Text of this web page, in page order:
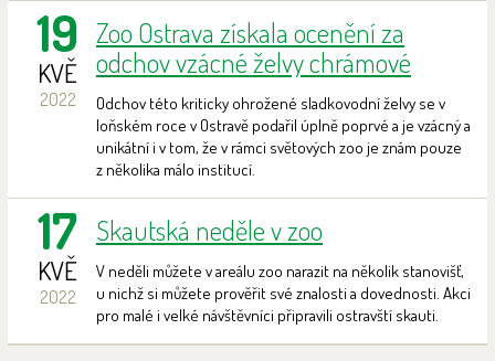
19
KVĚ
2022
Zoo Ostrava získala ocenění za
odchov vzácné želvy chrámové
Odchov této kriticky ohrožené sladkovodní želvy se v
loňském roce v Ostravě podařil úplně poprvé a je vzácný a
unikátní i v tom, že v rámci světových zoo je znám pouze
z několika málo institucí.
17
KVĚ
2022
Skautská neděle v zoo
V neděli můžete v areálu zoo narazit na několik stanovišť,
u nichž si můžete prověřit své znalosti a dovednosti. Akci
pro malé i velké návštěvníci připravili ostravští skauti.